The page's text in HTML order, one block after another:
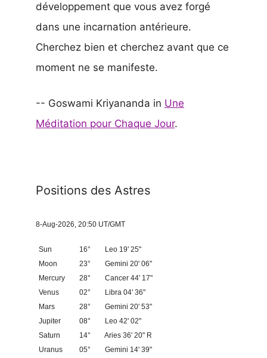
développement que vous avez forgé
dans une incarnation antérieure.
Cherchez bien et cherchez avant que ce
moment ne se manifeste.
-- Goswami Kriyananda in Une
Méditation pour Chaque Jour.
Positions des Astres
8-Aug-2026, 20:50 UT/GMT
Sun 16°
Leo 19' 25"
Moon
23°
Gemini 20' 06"
Mercury
28°
Cancer 44' 17"
Venus
02°
Libra 04' 36"
Mars
28°
Gemini 20' 53"
Jupiter
08°
Leo 42' 02"
Saturn
14°
Aries 36' 20" R
Uranus
05° Gemini 14' 39"